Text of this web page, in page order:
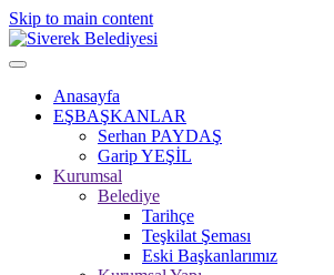
Skip to main content
Anasayfa
EŞBAŞKANLAR
Serhan PAYDAŞ
Garip YEŞİL
Kurumsal
Belediye
Tarihçe
Teşkilat Şeması
Eski Başkanlarımız